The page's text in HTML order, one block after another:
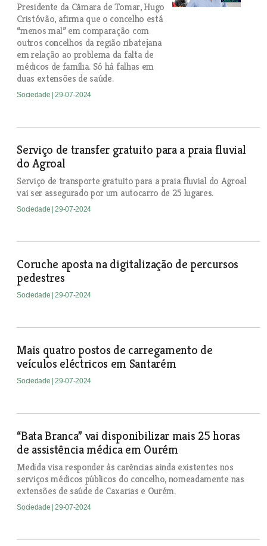
Presidente da Câmara de Tomar, Hugo
Cristóvão, afirma que o concelho está
“menos mal” em comparação com
outros concelhos da região ribatejana
em relação ao problema da falta de
médicos de família. Só há falhas em
duas extensões de saúde.
Sociedade | 29-07-2024
Serviço de transfer gratuito para a praia fluvial
do Agroal
Serviço de transporte gratuito para a praia fluvial do Agroal
vai ser assegurado por um autocarro de 25 lugares.
Sociedade | 29-07-2024
Coruche aposta na digitalização de percursos
pedestres
Sociedade | 29-07-2024
Mais quatro postos de carregamento de
veículos eléctricos em Santarém
Sociedade | 29-07-2024
“Bata Branca” vai disponibilizar mais 25 horas
de assistência médica em Ourém
Medida visa responder às carências ainda existentes nos
serviços médicos públicos do concelho, nomeadamente nas
extensões de saúde de Caxarias e Ourém.
Sociedade | 29-07-2024